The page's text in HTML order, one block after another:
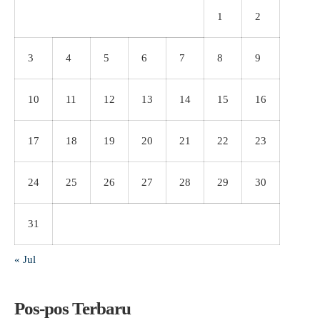
1 2
3 4 5 6 7 8 9
10 11 12 13 14 15 16
17 18 19 20 21 22 23
24 25 26 27 28 29 30
31
« Jul
Pos-pos Terbaru